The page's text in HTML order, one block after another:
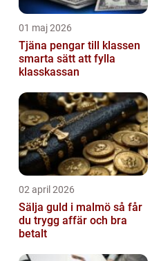
01 maj 2026
Tjäna pengar till klassen
smarta sätt att fylla
klasskassan
02 april 2026
Sälja guld i malmö så får
du trygg affär och bra
betalt